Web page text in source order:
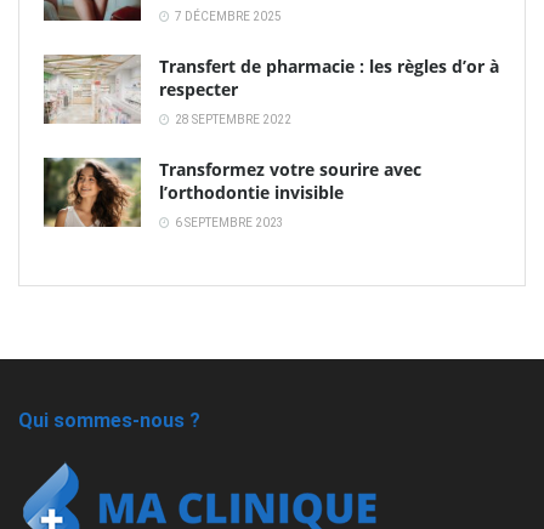
7 DÉCEMBRE 2025
Transfert de pharmacie : les règles d’or à
respecter
28 SEPTEMBRE 2022
Transformez votre sourire avec
l’orthodontie invisible
6 SEPTEMBRE 2023
Qui sommes-nous ?